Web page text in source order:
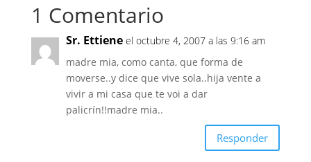
1 Comentario
Sr. Ettiene el octubre 4, 2007 a las 9:16 am
madre mia, como canta, que forma de
moverse..y dice que vive sola..hija vente a
vivir a mi casa que te voi a dar
palicrín!!madre mia..
Responder